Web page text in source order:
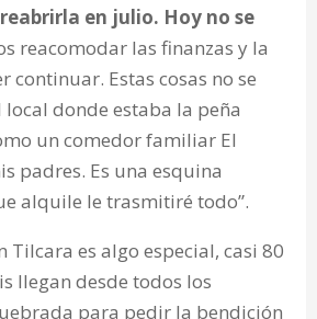
en julio. Hoy no se
reacomodar las finanzas y la
continuar. Estas cosas no se
donde estaba la peña
un comedor familiar El
padres. Es una esquina
alquile le trasmitiré todo”.
Tilcara es algo especial, casi 80
llegan desde todos los
para pedir la bendición